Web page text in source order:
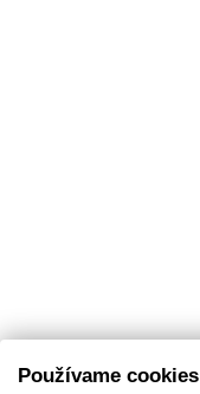
Používame cookies